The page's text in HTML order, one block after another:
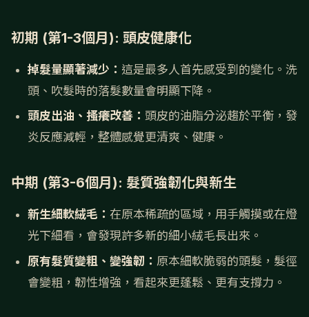
初期 (第1-3個月): 頭皮健康化
掉髮量顯著減少： 這是最多人首先感受到的變化。洗
頭、吹髮時的落髮數量會明顯下降。
頭皮出油、搔癢改善： 頭皮的油脂分泌趨於平衡，發
炎反應減輕，整體感覺更清爽、健康。
中期 (第3-6個月): 髮質強韌化與新生
新生細軟絨毛： 在原本稀疏的區域，用手觸摸或在燈
光下細看，會發現許多新的細小絨毛長出來。
原有髮質變粗、變強韌： 原本細軟脆弱的頭髮，髮徑
會變粗，韌性增強，看起來更蓬鬆、更有支撐力。